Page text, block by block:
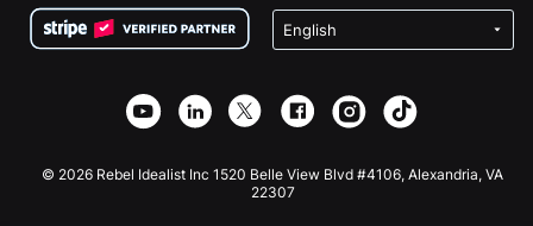
Privacidad
Asociación de afiliados
Recaudación de fondos para escuelas
Plugin de donaciones de Wix
Aplicación de donaciones de Webflow
Donaciones de Joomla
© 2026 Rebel Idealist Inc 1520 Belle View Blvd #4106, Alexandria, VA
22307